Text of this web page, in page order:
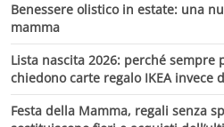
Benessere olistico in estate: una
mamma
Lista nascita 2026: perché
chiedono carte regalo IKEA invece
Festa della Mamma, regali senza